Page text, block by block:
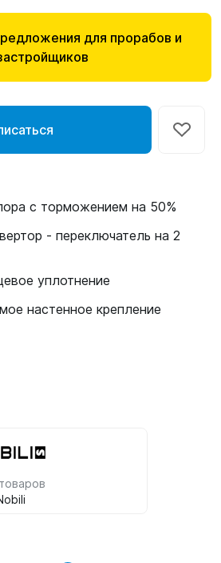
для прорабов и
с торможением на 50%
- переключатель на 2
уплотнение
настенное крепление